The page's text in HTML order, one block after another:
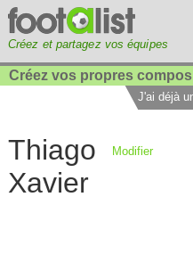
Créez et partagez vos équipes
Créez vos propres
J'ai déjà
Thiago
Xavier
Modifier